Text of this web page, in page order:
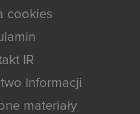
cookies
IR
Informacji
materiały